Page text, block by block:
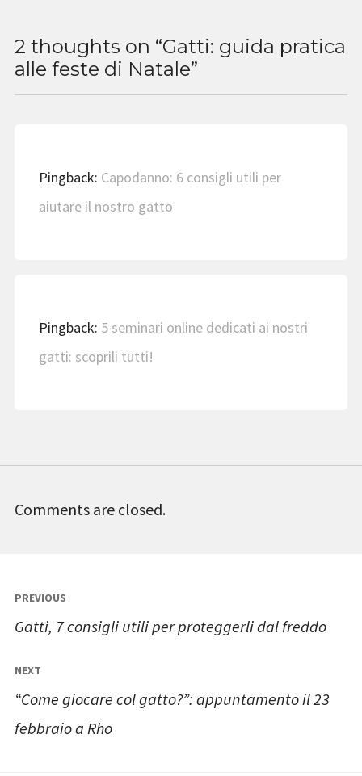
2 thoughts on “Gatti: guida pratica
alle feste di Natale”
Pingback: Capodanno: 6 consigli utili per
aiutare il nostro gatto
Pingback: 5 seminari online dedicati ai nostri
gatti: scoprili tutti!
Comments are closed.
Navigazione
articoli
PREVIOUS
Gatti, 7 consigli utili per proteggerli dal freddo
NEXT
“Come giocare col gatto?”: appuntamento il 23
febbraio a Rho